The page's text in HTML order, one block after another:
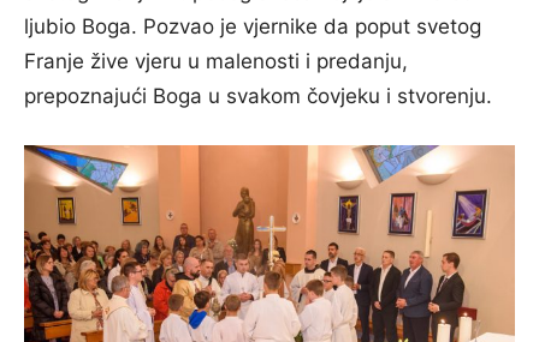
ljubio Boga. Pozvao je vjernike da poput svetog
Franje žive vjeru u malenosti i predanju,
prepoznajući Boga u svakom čovjeku i stvorenju.